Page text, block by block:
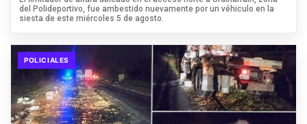
del Polideportivo, fue ambestido nuevamente por un véhiculo en la
siesta de este miércoles 5 de agosto.
POLICIALES